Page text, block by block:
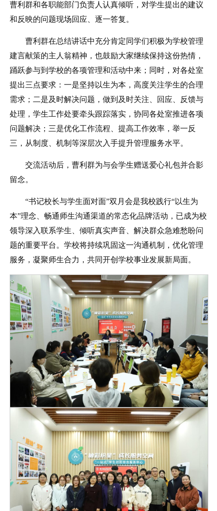
曹利群和各职能部门负责人认真倾听，对学生提出的建议
和反映的问题现场回应、逐一答复。
曹利群在总结讲话中充分肯定同学们积极为学校管理
建言献策的主人翁精神，也鼓励大家继续保持这份热情，
踊跃参与到学校的各项管理和活动中来；同时，对各处室
提出三点要求：一是坚持以生为本，高度关注学生的合理
需求；二是及时解决问题，做到及时关注、回应、反馈与
处理，学生工作处要牵头跟踪落实，协同各处室推进各项
问题解决；三是优化工作流程、提高工作效率，举一反
三，从制度、机制等深层次入手提升管理服务水平。
交流活动后，曹利群为与会学生赠送爱心礼包并合影
留念。
“书记校长与学生面对面”双月会是我校践行“以生为
本”理念、畅通师生沟通渠道的常态化品牌活动，已成为校
领导深入联系学生、倾听真实声音、解决群众急难愁盼问
题的重要平台。学校将持续巩固这一沟通机制，优化管理
服务，凝聚师生合力，共同开创学校事业发展新局面。